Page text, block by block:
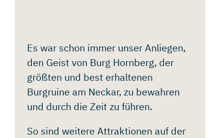
+
PARKEN
FAQ
Es war schon immer unser Anliegen,
den Geist von Burg Hornberg, der
größten und best erhaltenen
Burgruine am Neckar, zu bewahren
und durch die Zeit zu führen.
So sind weitere Attraktionen auf der